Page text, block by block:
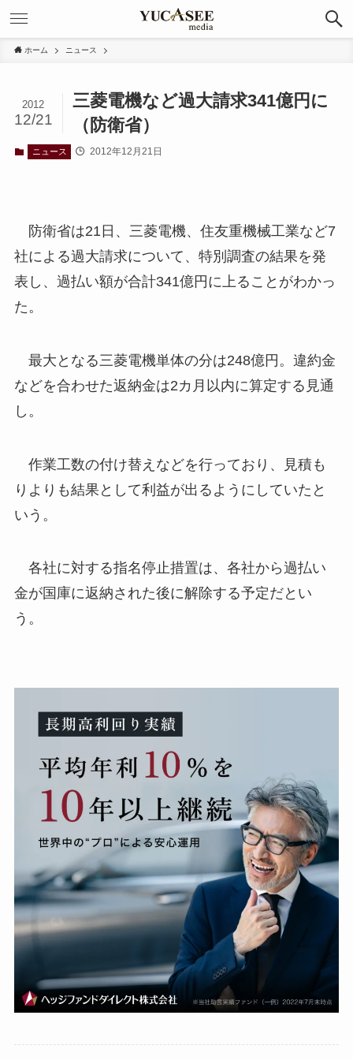
ホーム ニュース
三菱電機など過大請求341億円に
（防衛省）
2012
12/21
ニュース 2012年12月21日
防衛省は21日、三菱電機、住友重機械工業など7
社による過大請求について、特別調査の結果を発
表し、過払い額が合計341億円に上ることがわかっ
た。
最大となる三菱電機単体の分は248億円。違約金
などを合わせた返納金は2カ月以内に算定する見通
し。
作業工数の付け替えなどを行っており、見積も
りよりも結果として利益が出るようにしていたと
いう。
各社に対する指名停止措置は、各社から過払い
金が国庫に返納された後に解除する予定だとい
う。